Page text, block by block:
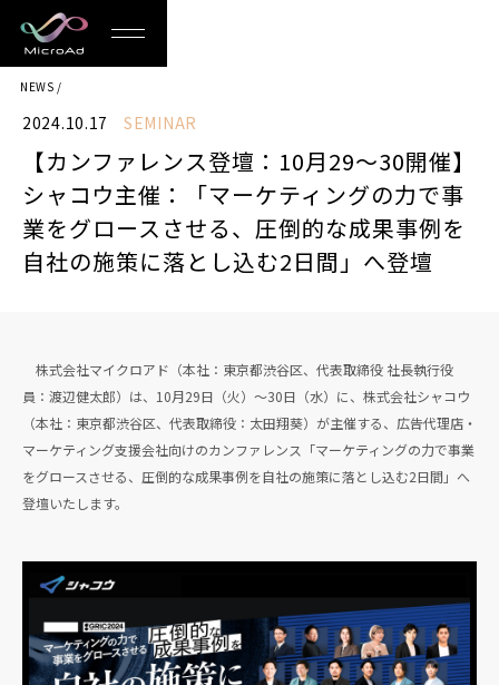
MicroAd
-
Redesigning
the
Future
Life
NEWS
2024.10.17 SEMINAR
【カンファレンス登壇：10月29〜30開催】
シャコウ主催：「マーケティングの力で事
業をグロースさせる、圧倒的な成果事例を
自社の施策に落とし込む2日間」へ登壇
株式会社マイクロアド（本社：東京都渋谷区、代表取締役 社長執行役
員：渡辺健太郎）は、10月29日（火）〜30日（水）に、株式会社シャコウ
（本社：東京都渋谷区、代表取締役：太田翔葵）が主催する、広告代理店・
マーケティング支援会社向けのカンファレンス「マーケティングの力で事業
をグロースさせる、圧倒的な成果事例を自社の施策に落とし込む2日間」へ
登壇いたします。